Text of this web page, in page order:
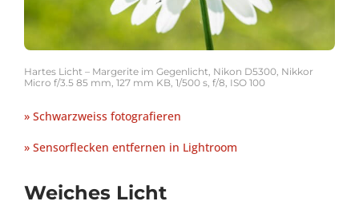
Hartes Licht – Margerite im Gegenlicht, Nikon D5300, Nikkor
Micro f/3.5 85 mm, 127 mm KB, 1/500 s, f/8, ISO 100
» Schwarzweiss fotografieren
» Sensorflecken entfernen in Lightroom
Weiches Licht